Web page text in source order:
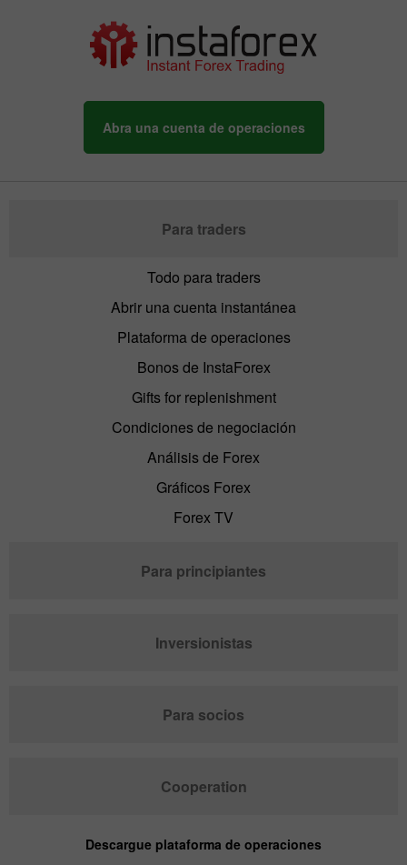
Abra una cuenta de operaciones
Para traders
Todo para traders
Abrir una cuenta instantánea
Plataforma de operaciones
Bonos de InstaForex
Gifts for replenishment
Condiciones de negociación
Análisis de Forex
Gráficos Forex
Forex TV
Para principiantes
Inversionistas
Para socios
Cooperation
Descargue plataforma de operaciones